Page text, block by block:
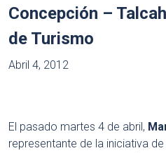
Concepción –
de Turismo
Abril 4, 2012
El pasado martes 4 de abril,
representante de la iniciativa